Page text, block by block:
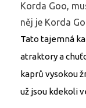
Korda Goo,
něj je Korda
Tato tajemná
atraktory a
kaprů vysokou
už jsou kdekoli